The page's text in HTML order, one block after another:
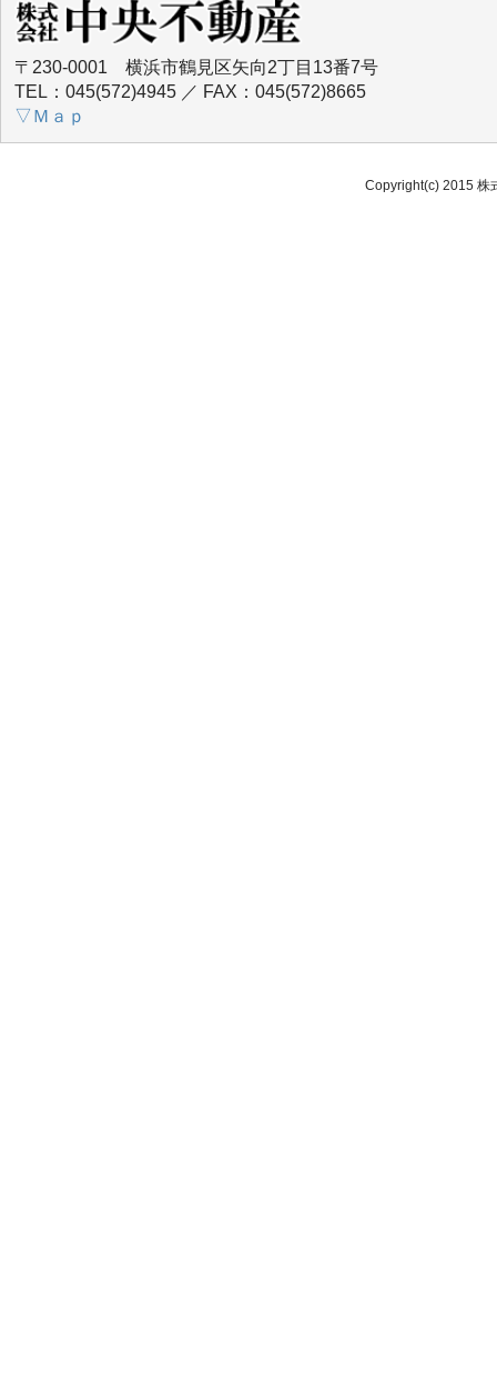
〒230-0001 横浜市鶴見区矢向2丁目13番7号
TEL：045(572)4945 ／ FAX：045(572)8665
▽Ｍａｐ
Copyright(c) 2015 株